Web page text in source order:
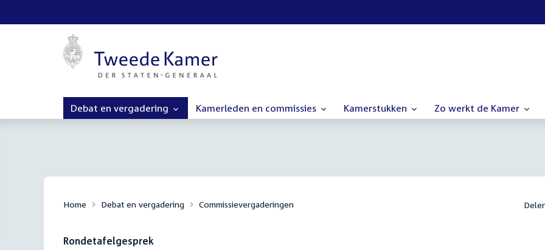
Debat en vergadering Kamerleden en commissies Kamerstukken Zo werkt de Kamer
Home Debat en vergadering Commissievergaderingen
Rondetafelgesprek